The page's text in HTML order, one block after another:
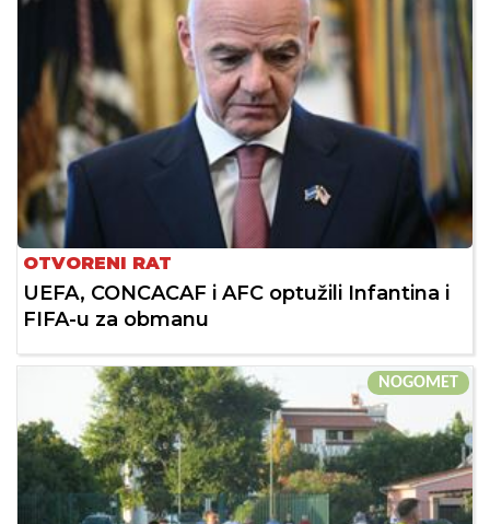
OTVORENI RAT
UEFA, CONCACAF i AFC optužili Infantina i
FIFA-u za obmanu
NOGOMET